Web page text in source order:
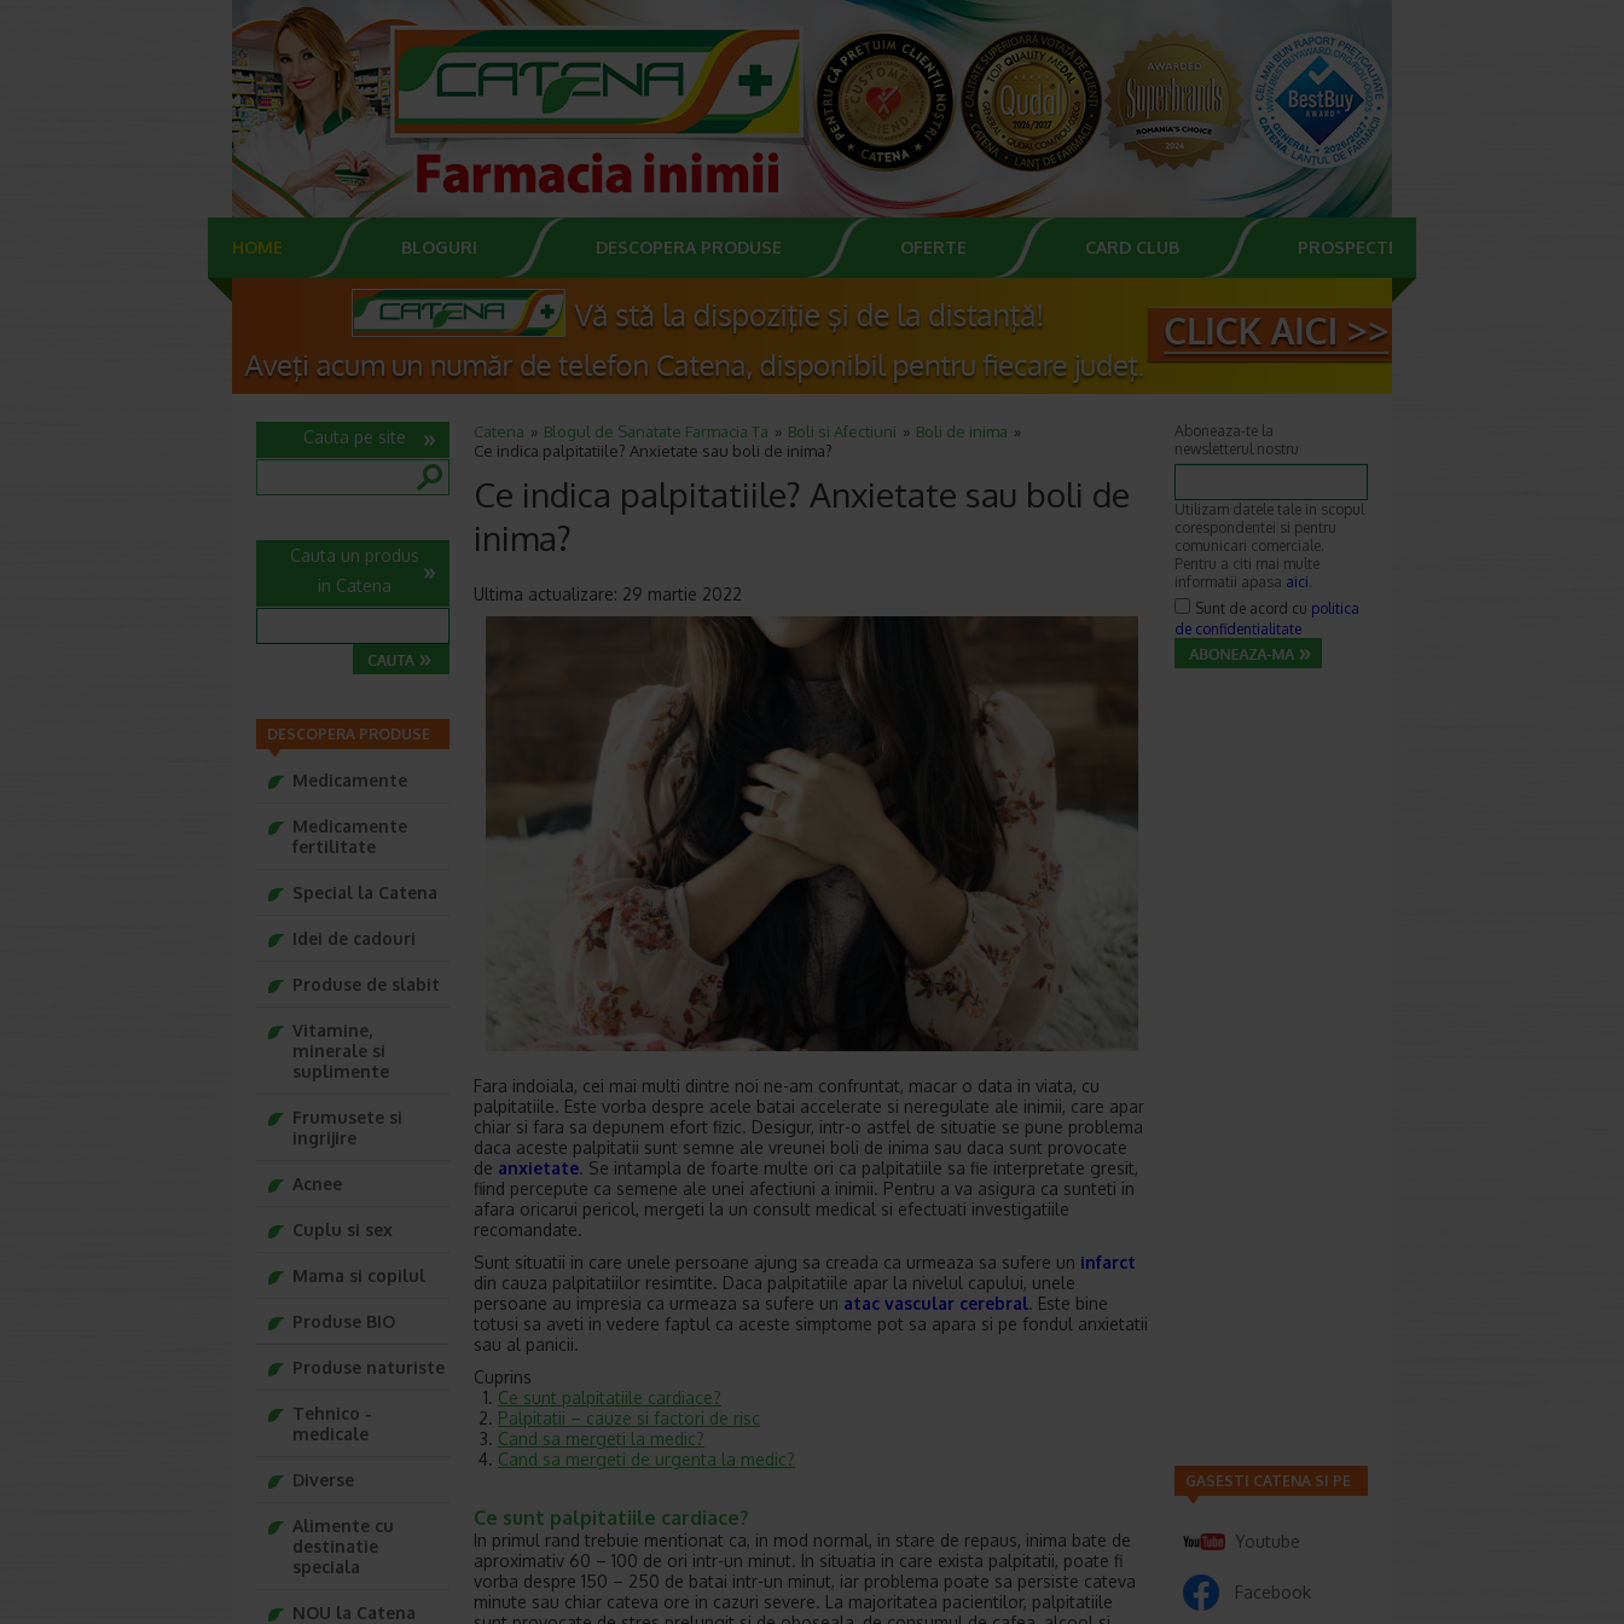
HOME BLOGURI DESCOPERA PRODUSE OFERTE CARD CLUB PROSPECTE
Catena Blogul de Sanatate Farmacia Ta Boli si Afectiuni
Boli de inima
Ce indica palpitatiile? Anxietate sau boli de inima?
Ce indica palpitatiile? Anxietate sau boli de
inima?
Ultima actualizare: 29 martie 2022
Fara indoiala, cei mai multi dintre noi ne-am confruntat, macar o data in viata, cu
palpitatiile. Este vorba despre acele batai accelerate si neregulate ale inimii, care apar
chiar si fara sa depunem efort fizic. Desigur, intr-o astfel de situatie se pune problema
daca aceste palpitatii sunt semne ale vreunei boli de inima sau daca sunt provocate
de anxietate. Se intampla de foarte multe ori ca palpitatiile sa fie interpretate gresit,
fiind percepute ca semene ale unei afectiuni a inimii. Pentru a va asigura ca sunteti in
afara oricarui pericol, mergeti la un consult medical si efectuati investigatiile
recomandate.
Sunt situatii in care unele persoane ajung sa creada ca urmeaza sa sufere un infarct
din cauza palpitatiilor resimtite. Daca palpitatiile apar la nivelul capului, unele
persoane au impresia ca urmeaza sa sufere un atac vascular cerebral. Este bine
totusi sa aveti in vedere faptul ca aceste simptome pot sa apara si pe fondul anxietatii
sau al panicii.
Cuprins
Ce sunt palpitatiile cardiace?
Palpitatii – cauze si factori de risc
Cand sa mergeti la medic?
Cand sa mergeti de urgenta la medic?
Ce sunt palpitatiile cardiace?
In primul rand trebuie mentionat ca, in mod normal, in stare de repaus, inima bate de
aproximativ 60 – 100 de ori intr-un minut. In situatia in care exista palpitatii, poate fi
vorba despre 150 – 250 de batai intr-un minut, iar problema poate sa persiste cateva
minute sau chiar cateva ore in cazuri severe. La majoritatea pacientilor, palpitatiile
Cauta pe site
Cauta un produs
in Catena
DESCOPERA PRODUSE
Medicamente
Medicamente
fertilitate
Special la Catena
Idei de cadouri
Produse de slabit
Vitamine,
minerale si
suplimente
Frumusete si
ingrijire
Acnee
Cuplu si sex
Mama si copilul
Produse BIO
Produse naturiste
Tehnico -
medicale
Diverse
Alimente cu
destinatie
speciala
NOU la Catena
Aboneaza-te la
newsletterul nostru
Utilizam datele tale in scopul
corespondentei si pentru
comunicari comerciale.
Pentru a citi mai multe
informatii apasa aici.
Sunt de acord cu politica
de confidentialitate
GASESTI CATENA SI PE
Youtube
Facebook